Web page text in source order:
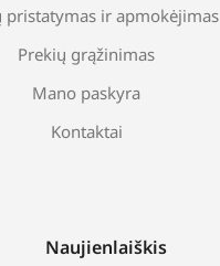
pristatymas ir apmokėjimas
Prekių grąžinimas
Mano paskyra
Kontaktai
Naujienlaiškis